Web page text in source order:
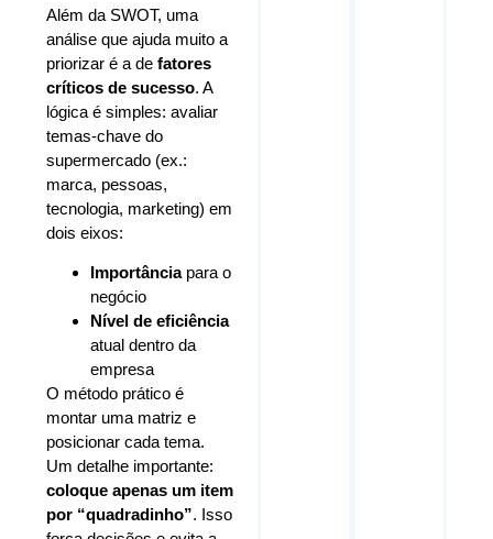
Além da SWOT, uma
análise que ajuda muito a
priorizar é a defatores
críticos de sucesso. A
lógica é simples: avaliar
temas-chave do
supermercado (ex.:
marca, pessoas,
tecnologia, marketing) em
dois eixos:
Importânciapara o
negócio
Nível de eficiência
atual dentro da
empresa
O método prático é
montar uma matriz e
posicionar cada tema.
Um detalhe importante:
coloque apenas um item
por “quadradinho”. Isso